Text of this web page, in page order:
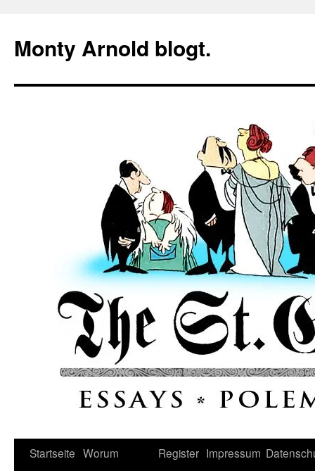
springen
Monty Arnold blogt.
Startseite Worum
Register Impressum